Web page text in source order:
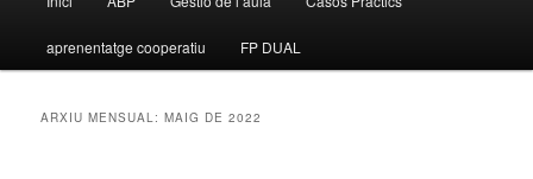
principal
al
al
aprenentatge cooperatiu FP DUAL
ARXIU MENSUAL:MAIG DE 2022